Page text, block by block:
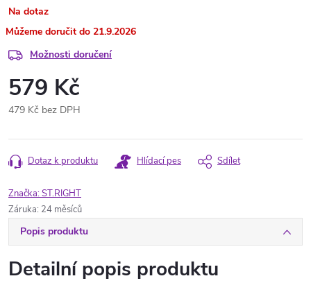
Na dotaz
21.9.2026
Možnosti doručení
579 Kč
479 Kč bez DPH
cena:
Dotaz k produktu Hlídací pes Sdílet
Značka:ST.RIGHT
Záruka: 24 měsíců
Popis produktu
Detailní popis produktu